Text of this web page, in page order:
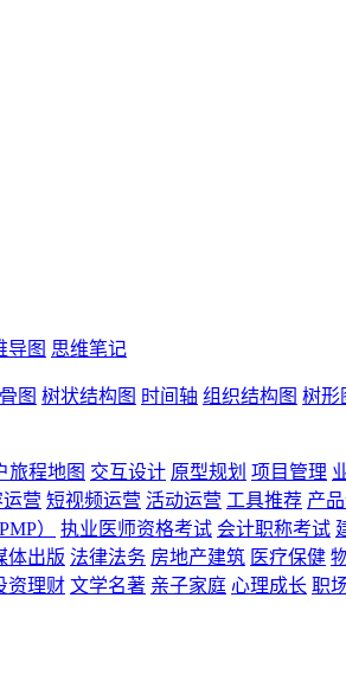
导图 思维笔记
图 树状结构图 时间轴 组织结构图 树形
旅程地图 交互设计 原型规划 项目管理
营 短视频运营 活动运营 工具推荐 产
）
执业医师资格考试 会计职称考试
体出版 法律法务 房地产建筑 医疗保健
资理财 文学名著 亲子家庭 心理成长 职